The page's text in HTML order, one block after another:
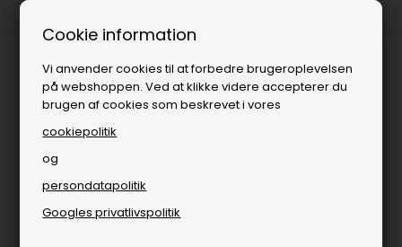
Cookie information
Vi anvender cookies til at forbedre brugeroplevelsen
på webshoppen. Ved at klikke videre accepterer du
brugen af cookies som beskrevet i vores
cookiepolitik
og
persondatapolitik
Googles privatlivspolitik
Bolig